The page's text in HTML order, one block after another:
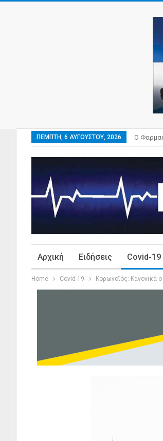
ΠΈΜΠΤΗ, 6 ΑΥΓΟΎΣΤΟΥ, 2026 Ο
Αρχική Ειδήσεις Covid-19
Home Covid-19 Κορωνοϊός: Κανονικά